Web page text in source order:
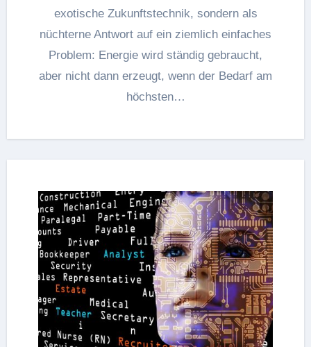
exotische Zukunftstechnik, sondern als
nüchterne Antwort auf ein ziemlich einfaches
Problem: Energie wird ständig gebraucht,
aber nicht dann erzeugt, wenn der Bedarf am
höchsten…